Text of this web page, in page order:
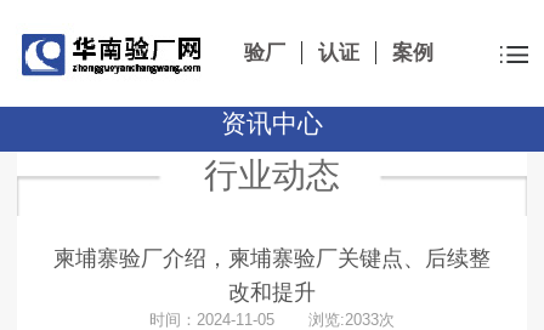
验厂 认证 案例
资讯中心
行业动态
柬埔寨验厂介绍，柬埔寨验厂关键点、后续整
改和提升
时间：2024-11-05 浏览:2033次